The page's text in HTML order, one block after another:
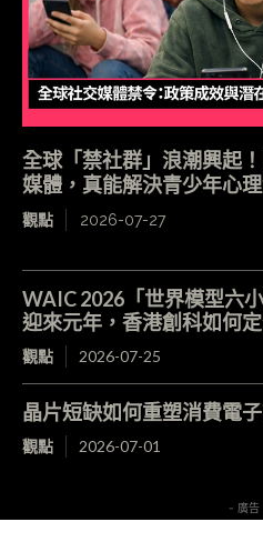
全球「禁社群」浪潮興起
媒體，真能解決青少年心
觀點 2026-07-27
WAIC 2026「世界模型六
迎來元年，香港創科如何定
觀點 2026-07-25
晶片短缺如何重塑消費電
觀點 2026-07-01
- 廣告